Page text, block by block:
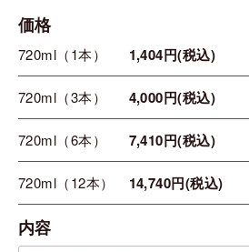
価格
720ml（1本） 1,404円(税込)
720ml（3本） 4,000円(税込)
720ml（6本） 7,410円(税込)
720ml（12本） 14,740円(税込)
内容